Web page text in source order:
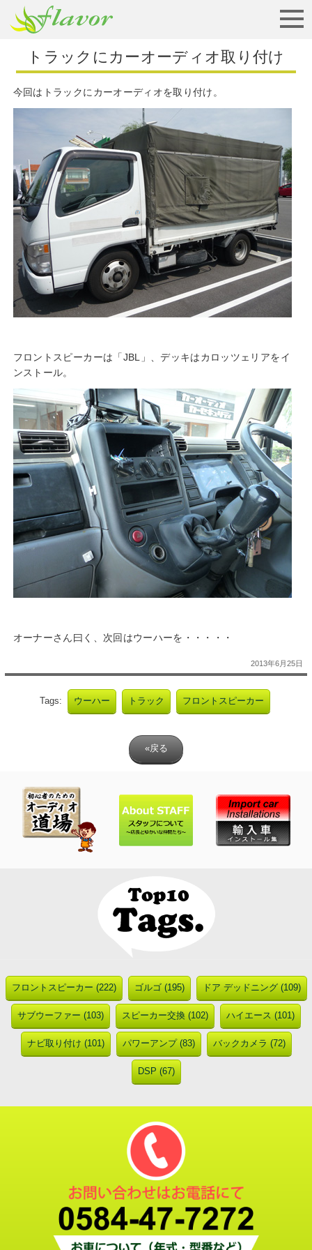
トラックにカーオーディオ取り付け
今回はトラックにカーオーディオを取り付け。
フロントスピーカーは「JBL」、デッキはカロッツェリアをイ
ンストール。
オーナーさん曰く、次回はウーハーを・・・・・
2013年6月25日
Tags: ウーハー トラック フロントスピーカー
«戻る
フロントスピーカー (222) ゴルゴ (195) ドア デッドニング (109)
サブウーファー (103) スピーカー交換 (102) ハイエース (101)
ナビ取り付け (101) パワーアンプ (83) バックカメラ (72)
DSP (67)